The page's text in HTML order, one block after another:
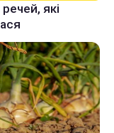
які